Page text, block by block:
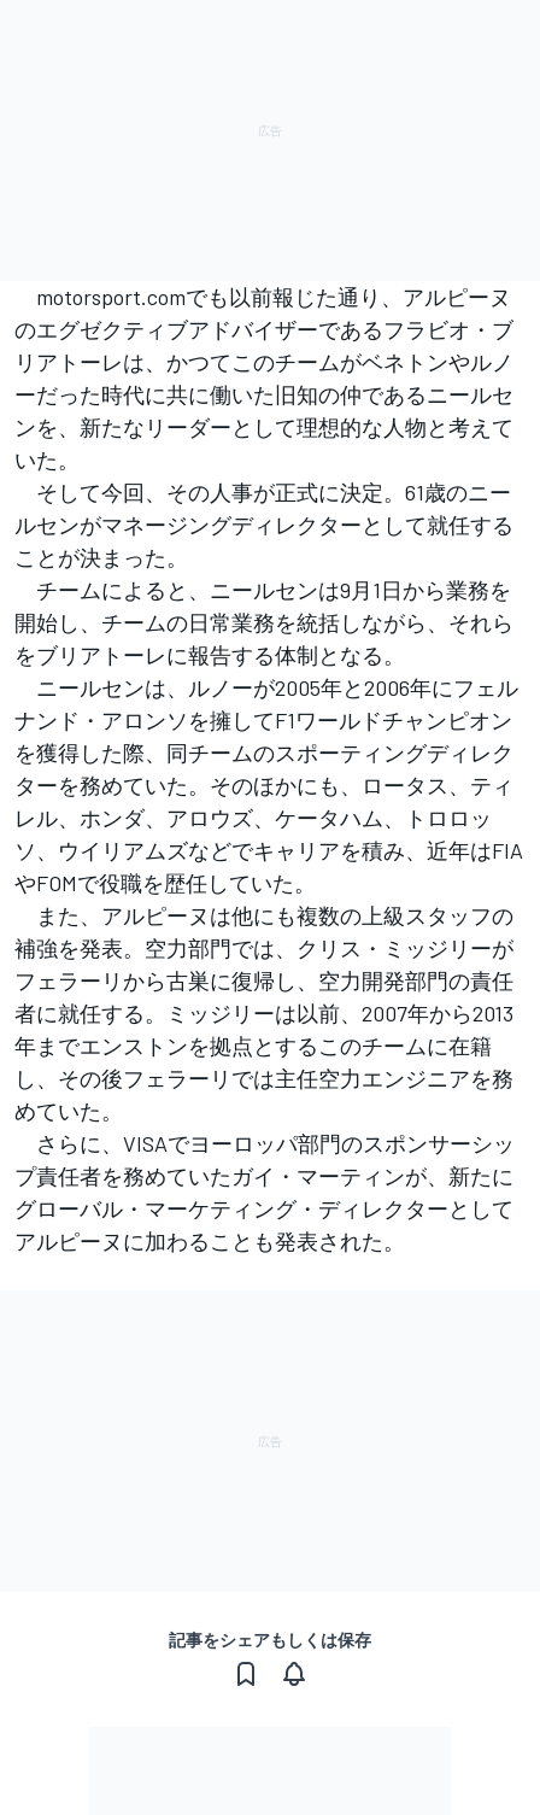
motorsport.comでも以前報じた通り、アルピーヌ
のエグゼクティブアドバイザーであるフラビオ・ブ
リアトーレは、かつてこのチームがベネトンやルノ
ーだった時代に共に働いた旧知の仲であるニールセ
ンを、新たなリーダーとして理想的な人物と考えて
いた。
そして今回、その人事が正式に決定。61歳のニー
ルセンがマネージングディレクターとして就任する
ことが決まった。
チームによると、ニールセンは9月1日から業務を
開始し、チームの日常業務を統括しながら、それら
をブリアトーレに報告する体制となる。
ニールセンは、ルノーが2005年と2006年にフェル
ナンド・アロンソを擁してF1ワールドチャンピオン
を獲得した際、同チームのスポーティングディレク
ターを務めていた。そのほかにも、ロータス、ティ
レル、ホンダ、アロウズ、ケータハム、トロロッ
ソ、ウイリアムズなどでキャリアを積み、近年はFIA
やFOMで役職を歴任していた。
また、アルピーヌは他にも複数の上級スタッフの
補強を発表。空力部門では、クリス・ミッジリーが
フェラーリから古巣に復帰し、空力開発部門の責任
者に就任する。ミッジリーは以前、2007年から2013
年までエンストンを拠点とするこのチームに在籍
し、その後フェラーリでは主任空力エンジニアを務
めていた。
さらに、VISAでヨーロッパ部門のスポンサーシッ
プ責任者を務めていたガイ・マーティンが、新たに
グローバル・マーケティング・ディレクターとして
アルピーヌに加わることも発表された。
記事をシェアもしくは保存